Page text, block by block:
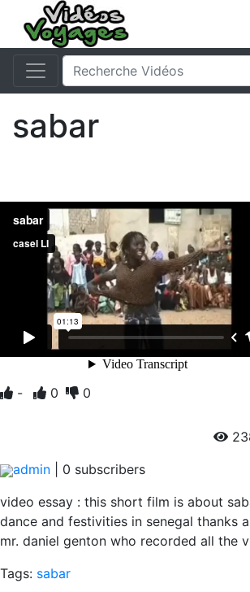
sabar
- 0 0
admin
0 subscribers
video essay : this short film is about
dance and festivities in senegal thanks
mr. daniel genton who recorded all the
Tags: sabar